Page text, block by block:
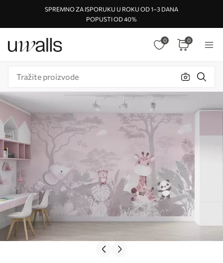
SPREMNO ZA ISPORUKU U ROKU OD 1–3 DANA
POPUSTI OD 40%
0 0